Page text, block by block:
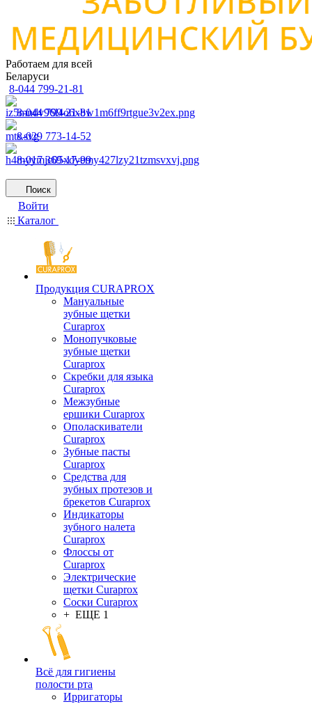
Работаем для всей
Беларуси
8-044 799-21-81
8-044 799-21-81
8-029 773-14-52
8-017 369-17-99
Поиск
Войти
Каталог
Продукция CURAPROX
Мануальные
зубные щетки
Curaprox
Монопучковые
зубные щетки
Curaprox
Скребки для языка
Curaprox
Межзубные
ершики Curaprox
Ополаскиватели
Curaprox
Зубные пасты
Curaprox
Средства для
зубных протезов и
брекетов Curaprox
Индикаторы
зубного налета
Curaprox
Флоссы от
Curaprox
Электрические
щетки Curaprox
Соски Curaprox
+ ЕЩЕ 1
Всё для гигиены
полости рта
Ирригаторы